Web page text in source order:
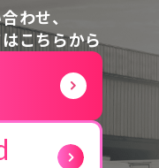
わせ、
こちらから